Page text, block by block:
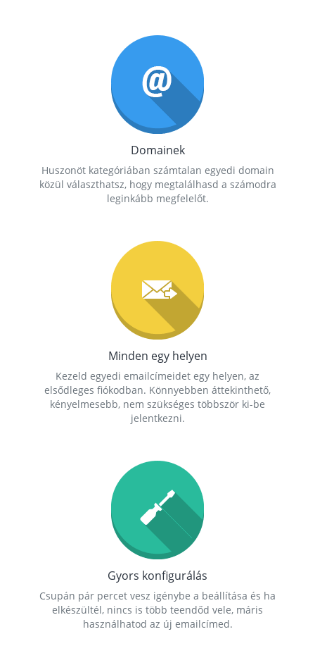
Domainek
Huszonöt kategóriában számtalan egyedi domain
közül választhatsz, hogy megtalálhasd a számodra
leginkább megfelelőt.
Minden egy helyen
Kezeld egyedi emailcímeidet egy helyen, az
elsődleges fiókodban. Könnyebben áttekinthető,
kényelmesebb, nem szükséges többször ki-be
jelentkezni.
Gyors konfigurálás
Csupán pár percet vesz igénybe a beállítása és ha
elkészültél, nincs is több teendőd vele, máris
használhatod az új emailcímed.